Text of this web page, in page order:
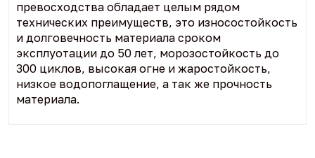
превосходства обладает целым рядом
технических преимуществ, это износостойкость
и долговечность материала сроком
эксплуотации до 50 лет, морозостойкость до
300 циклов, высокая огне и жаростойкость,
низкое водопоглащение, а так же прочность
материала.